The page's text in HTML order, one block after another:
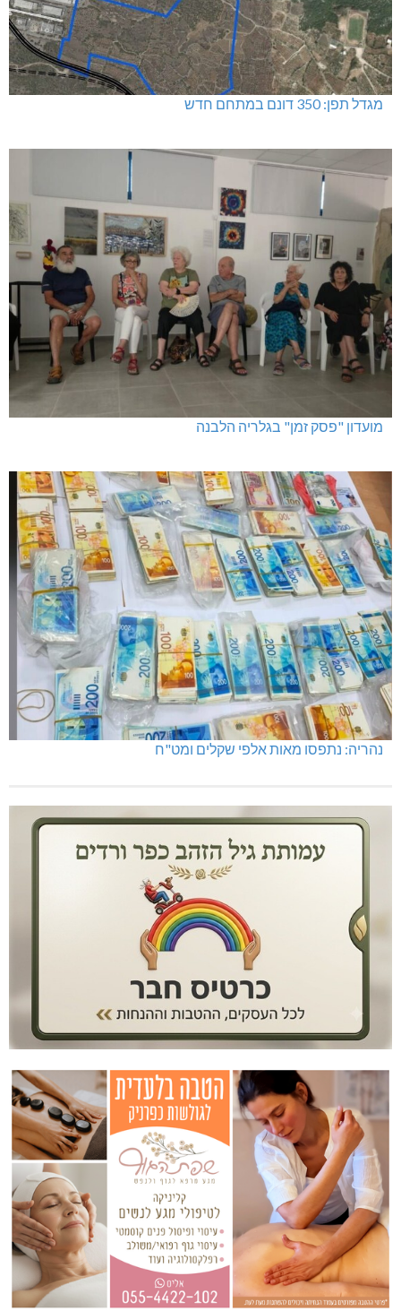
מגדל תפן: 350 דונם במתחם חדש
מועדון "פסק זמן" בגלריה הלבנה
נהריה: נתפסו מאות אלפי שקלים ומט"ח